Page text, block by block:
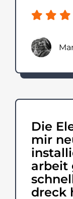
Die
mir
arbeit
dreck